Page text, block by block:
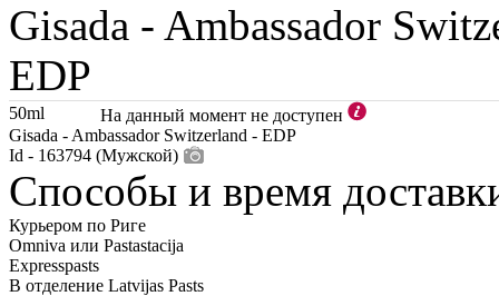
Gisada - Ambassador
EDP
50ml
На данный момент не доступен
Gisada - Ambassador Switzerland - EDP
Id - 163794 (Мужской)
Способы и время
Курьером по Риге
Omniva или Pastastacija
Expresspasts
В отделение Latvijas Pasts